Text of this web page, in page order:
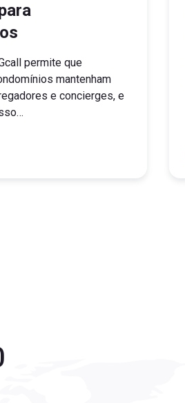
permite que
mantenham
e concierges, e